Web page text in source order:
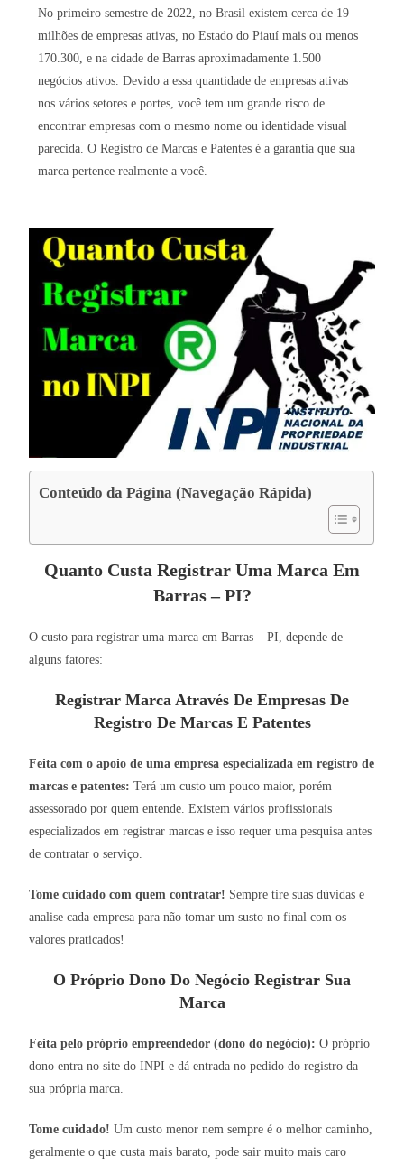
No primeiro semestre de 2022, no Brasil existem cerca de 19
milhões de empresas ativas, no Estado do Piauí mais ou menos
170.300, e na cidade de Barras aproximadamente 1.500
negócios ativos. Devido a essa quantidade de empresas ativas
nos vários setores e portes, você tem um grande risco de
encontrar empresas com o mesmo nome ou identidade visual
parecida. O Registro de Marcas e Patentes é a garantia que sua
marca pertence realmente a você.
Conteúdo da Página (Navegação Rápida)
Quanto Custa Registrar Uma Marca Em
Barras – PI?
O custo para registrar uma marca em Barras – PI, depende de
alguns fatores:
Registrar Marca Através De Empresas De
Registro De Marcas E Patentes
Feita com o apoio de uma empresa especializada em registro de
marcas e patentes: Terá um custo um pouco maior, porém
assessorado por quem entende. Existem vários profissionais
especializados em registrar marcas e isso requer uma pesquisa antes
de contratar o serviço.
Tome cuidado com quem contratar! Sempre tire suas dúvidas e
analise cada empresa para não tomar um susto no final com os
valores praticados!
O Próprio Dono Do Negócio Registrar Sua
Marca
Feita pelo próprio empreendedor (dono do negócio): O próprio
dono entra no site do INPI e dá entrada no pedido do registro da
sua própria marca.
Tome cuidado! Um custo menor nem sempre é o melhor caminho,
geralmente o que custa mais barato, pode sair muito mais caro